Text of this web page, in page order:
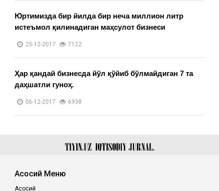
Юртимизда бир йилда бир неча миллион литр
истеъмол қилинадиган маҳсулот бизнеси
25-12-2017 7122
Ҳар қандай бизнесда йўл қўйиб бўлмайдиган 7 та
даҳшатли гуноҳ.
06-12-2017 6938
Асосий Меню
Асосий